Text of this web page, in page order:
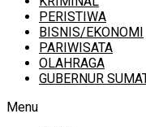
PERISTIWA
BISNIS/EKONOMI
PARIWISATA
OLAHRAGA
GUBERNUR
Menu